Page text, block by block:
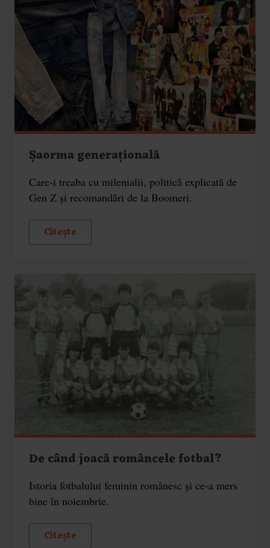
Șaorma generațională
Care-i treaba cu milenialii, politică explicată de
Gen Z și recomandări de la Boomeri.
Citește
De când joacă româncele fotbal?
Istoria fotbalului feminin românesc și ce-a mers
bine în noiembrie.
Citește